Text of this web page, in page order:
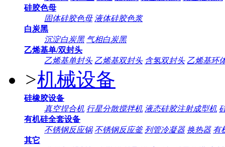
硅胶色母
固体硅胶色母 液体硅胶色浆
白炭黑
沉淀白炭黑 气相白炭黑
乙烯基单/双封头
乙烯基单封头 乙烯基双封头 含氢双封头 乙烯基环
>机械设备
硅橡胶设备
真空捏合机 行星分散搅拌机 液态硅胶注射成型机
有机硅全套设备
不锈钢反应锅 不锈钢反应釜 列管冷凝器 换热器 有
其它